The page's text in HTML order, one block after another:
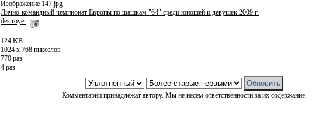
Изображение 147.jpg
Лично-командный чемпионат Европы по шашкам "64" среди юношей и девушек 2009 г.
destroyer
124 KB
1024 x 768 пикселов
770 раз
4 раз
Комментарии принадлежат автору. Мы не несем ответственности за их содержание.